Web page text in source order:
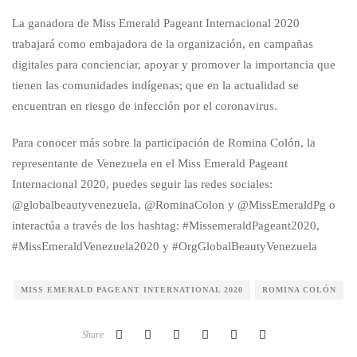
La ganadora de Miss Emerald Pageant Internacional 2020
trabajará como embajadora de la organización, en campañas
digitales para concienciar, apoyar y promover la importancia que
tienen las comunidades indígenas; que en la actualidad se
encuentran en riesgo de infección por el coronavirus.
Para conocer más sobre la participación de Romina Colón, la
representante de Venezuela en el Miss Emerald Pageant
Internacional 2020, puedes seguir las redes sociales:
@globalbeautyvenezuela, @RominaColon y @MissEmeraldPg o
interactúa a través de los hashtag: #MissemeraldPageant2020,
#MissEmeraldVenezuela2020 y #OrgGlobalBeautyVenezuela
MISS EMERALD PAGEANT INTERNATIONAL 2020 ROMINA COLÓN
Share